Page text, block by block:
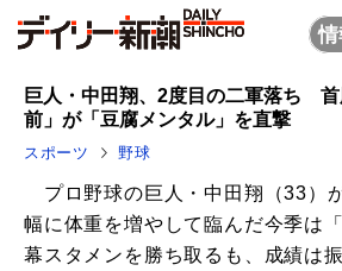
巨人・中田翔、2度目の二軍落ち
前」が「豆腐メンタル」を直撃
スポーツ 野球
プロ野球の巨人・中田翔（33）
幅に体重を増やして臨んだ今季は
幕スタメンを勝ち取るも、成績は